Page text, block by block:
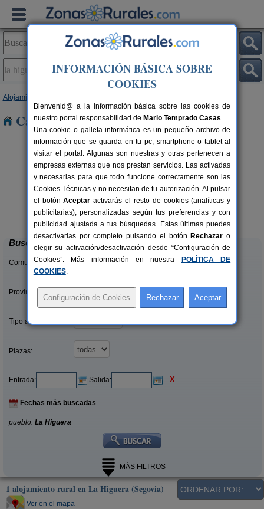
Alojamientos
Casas Rurales en La Higuera
4-8+4 pers.
desde33 €
El Portal de Castroserna
Castroserna De Arriba (Segovia)
Buscar
Comunidades:
Provincias/Islas:
Tipo alquiler:
Plazas:
Entrada: Salida: X
Fechas más buscadas
pueblo: La Higuera
MÁS FILTROS
1 alojamiento rural en La Higuera (Segovia)
Ver en el mapa
INFORMACIÓN BÁSICA SOBRE
COOKIES
Bienvenid@ a la información básica sobre las cookies de
nuestro portal responsabilidad de Mario Temprado Casas.
Una cookie o galleta informática es un pequeño archivo de
información que se guarda en tu pc, smartphone o tablet al
visitar el portal. Algunas son nuestras y otras pertenecen a
empresas externas que nos prestan servicios. Las activadas
y necesarias para que todo funcione correctamente son las
Cookies Técnicas y no necesitan de tu autorización. Al pulsar
el botónAceptar activarás el resto de cookies (analíticas y
publicitarias), personalizadas según tus preferencias y con
publicidad ajustada a tus búsquedas. Estas últimas puedes
desactivarlas por completo pulsando el botón Rechazar o
elegir su activación/desactivación desde “Configuración de
Cookies”. Más información en nuestra
POLÍTICA DE
COOKIES.